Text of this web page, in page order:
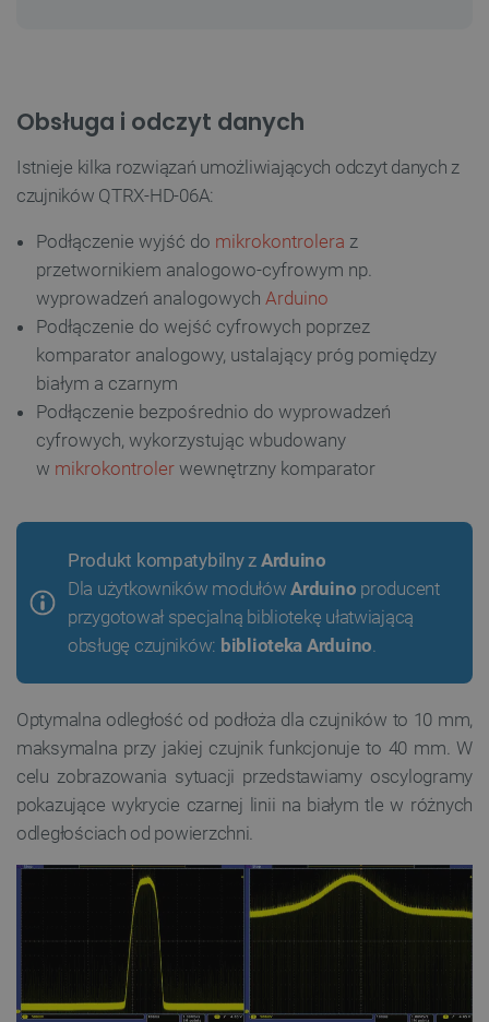
Obsługa i odczyt danych
Istnieje kilka rozwiązań umożliwiających odczyt danych z
czujników QTRX-HD-06A:
Podłączenie wyjść do mikrokontrolera z
przetwornikiem analogowo-cyfrowym np.
wyprowadzeń analogowych Arduino
Podłączenie do wejść cyfrowych poprzez
komparator analogowy, ustalający próg pomiędzy
białym a czarnym
Podłączenie bezpośrednio do wyprowadzeń
cyfrowych, wykorzystując wbudowany
w mikrokontroler wewnętrzny komparator
Produkt kompatybilny z Arduino
Dla użytkowników modułówArduino producent
przygotował specjalną bibliotekę ułatwiającą
obsługę czujników: biblioteka Arduino
Optymalna odległość od podłoża dla czujników to 10 mm,
maksymalna przy jakiej czujnik funkcjonuje to 40 mm. W
celu zobrazowania sytuacji przedstawiamy oscylogramy
pokazujące wykrycie czarnej linii na białym tle w różnych
odległościach od powierzchni.